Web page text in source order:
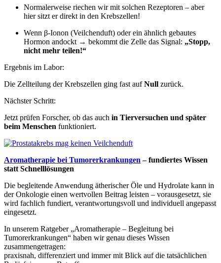
Normalerweise riechen wir mit solchen Rezeptoren – aber
hier sitzt er direkt in den Krebszellen!
Wenn β-Ionon (Veilchenduft) oder ein ähnlich gebautes
Hormon andockt → bekommt die Zelle das Signal: „Stopp,
nicht mehr teilen!“
Ergebnis im Labor:
Die Zellteilung der Krebszellen ging fast aufNull zurück.
Nächster Schritt:
Jetzt prüfen Forscher, ob das auch in Tierversuchen und später
beim Menschen funktioniert.
Aromatherapie bei Tumorerkrankungen – fundiertes Wissen
statt Schnelllösungen
Die begleitende Anwendung ätherischer Öle und Hydrolate kann in
der Onkologie einen wertvollen Beitrag leisten – vorausgesetzt, sie
wird fachlich fundiert, verantwortungsvoll und individuell angepasst
eingesetzt.
In unserem Ratgeber „Aromatherapie – Begleitung bei
Tumorerkrankungen“ haben wir genau dieses Wissen
zusammengetragen:
praxisnah, differenziert und immer mit Blick auf die tatsächlichen